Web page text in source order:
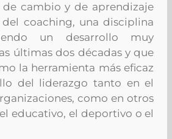
de cambio y de aprendizaje
coaching, una disciplina
un desarrollo muy
últimas dos décadas y que
la herramienta más eficaz
del liderazgo tanto en el
como en otros
educativo, el deportivo o el